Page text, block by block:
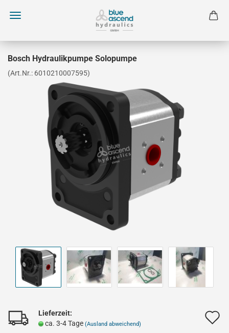
Bosch Hydraulikpumpe Solopumpe
(Art.Nr.: 6010210007595)
Lieferzeit:
ca. 3-4 Tage (Ausland abweichend)